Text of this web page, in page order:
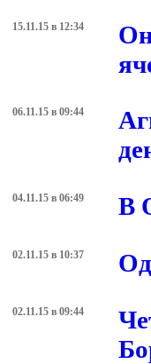
15.11.15 в 12:34
06.11.15 в 09:44
04.11.15 в 06:49 В
02.11.15 в 10:37
02.11.15 в 09:44